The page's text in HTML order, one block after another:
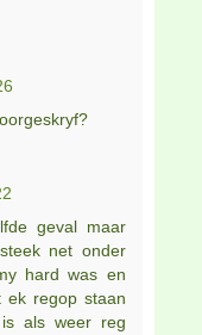
geval maar
net onder
hard was en
ek regop staan
als weer reg